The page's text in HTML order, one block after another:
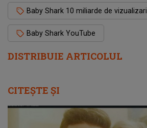
DISTRIBUIE ARTICOLUL
Baby Shark 10 miliarde de vizualizari
Baby Shark YouTube
CITEȘTE ȘI